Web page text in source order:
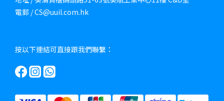
電郵 / CS@uuil.com.hk
按以下連結可直接跟我們聯繫：